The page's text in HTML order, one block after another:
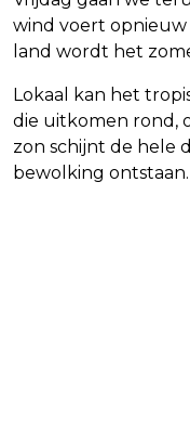
wind voert
land wordt het
Lokaal kan het
die uitkomen rond,
zon schijnt de hele
bewolking ontstaan.